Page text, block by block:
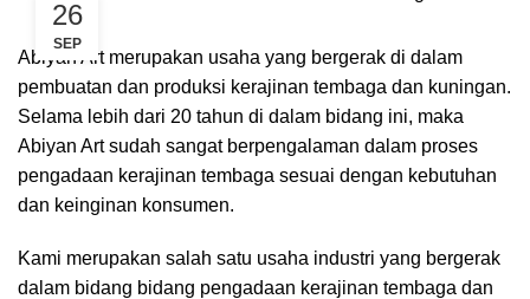
26
SEP
Abiyan Art merupakan usaha yang bergerak di dalam
pembuatan dan produksi kerajinan tembaga dan kuningan.
Selama lebih dari 20 tahun di dalam bidang ini, maka
Abiyan Art sudah sangat berpengalaman dalam proses
pengadaan kerajinan tembaga sesuai dengan kebutuhan
dan keinginan konsumen.
Kami merupakan salah satu usaha industri yang bergerak
dalam bidang bidang pengadaan kerajinan tembaga dan